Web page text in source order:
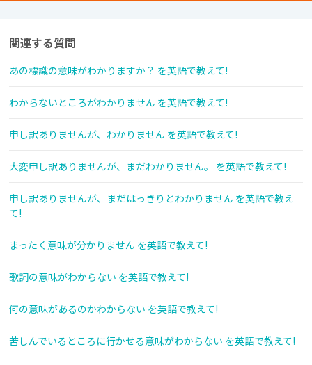
関連する質問
あの標識の意味がわかりますか？ を英語で教えて!
わからないところがわかりません を英語で教えて!
申し訳ありませんが、わかりません を英語で教えて!
大変申し訳ありませんが、まだわかりません。 を英語で教えて!
申し訳ありませんが、まだはっきりとわかりません を英語で教え
て!
まったく意味が分かりません を英語で教えて!
歌詞の意味がわからない を英語で教えて!
何の意味があるのかわからない を英語で教えて!
苦しんでいるところに行かせる意味がわからない を英語で教えて!